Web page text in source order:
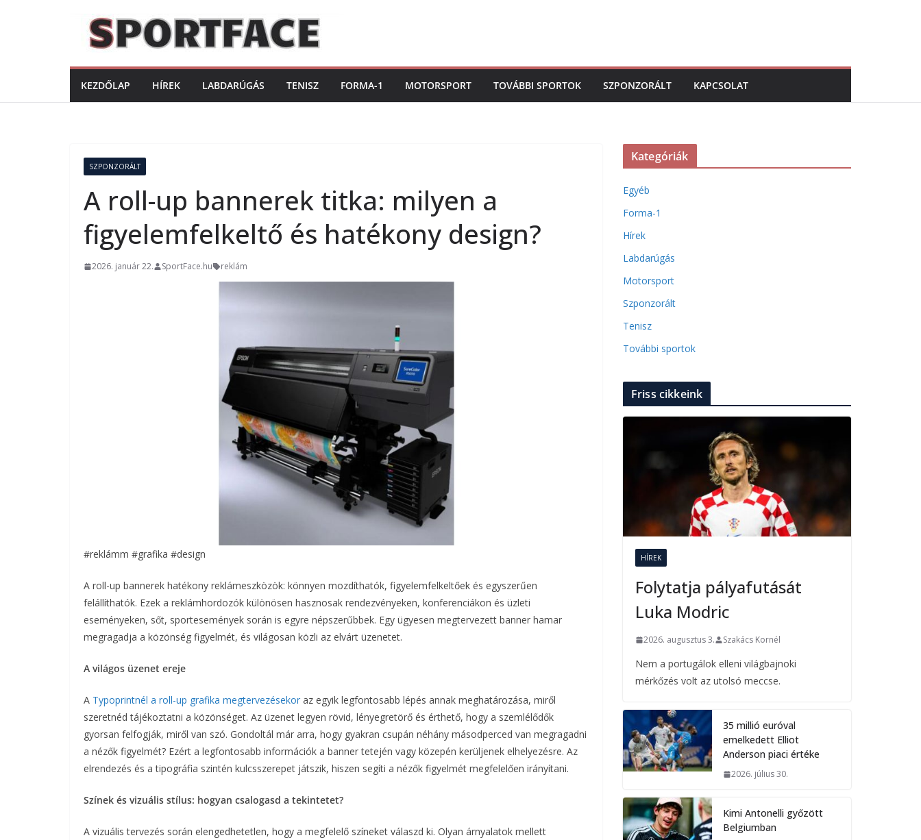
KEZDŐLAP HÍREK LABDARÚGÁS TENISZ FORMA-1 MOTORSPORT TOVÁBBI SPORTOK SZPONZORÁLT KAPCSOLAT
SZPONZORÁLT
A roll-up bannerek titka: milyen a
figyelemfelkeltő és hatékony design?
2026. január 22. SportFace.hu reklám
#reklámm #grafika #design
A roll-up bannerek hatékony reklámeszközök: könnyen mozdíthatók, figyelemfelkeltőek és egyszerűen
felállíthatók. Ezek a reklámhordozók különösen hasznosak rendezvényeken, konferenciákon és üzleti
eseményeken, sőt, sportesemények során is egyre népszerűbbek. Egy ügyesen megtervezett banner hamar
megragadja a közönség figyelmét, és világosan közli az elvárt üzenetet.
A világos üzenet ereje
A Typoprintnél a roll-up grafika megtervezésekor az egyik legfontosabb lépés annak meghatározása, miről
szeretnéd tájékoztatni a közönséget. Az üzenet legyen rövid, lényegretörő és érthető, hogy a szemlélődők
gyorsan felfogják, miről van szó. Gondoltál már arra, hogy gyakran csupán néhány másodperced van megragadni
a nézők figyelmét? Ezért a legfontosabb információk a banner tetején vagy közepén kerüljenek elhelyezésre. Az
elrendezés és a tipográfia szintén kulcsszerepet játszik, hiszen segíti a nézők figyelmét megfelelően irányítani.
Színek és vizuális stílus: hogyan csalogasd a tekintetet?
A vizuális tervezés során elengedhetetlen, hogy a megfelelő színeket válaszd ki. Olyan árnyalatok mellett
Kategóriák
Egyéb
Forma-1
Hírek
Labdarúgás
Motorsport
Szponzorált
Tenisz
További sportok
Friss cikkeink
HÍREK
Folytatja pályafutását
Luka Modric
2026. augusztus 3. Szakács Kornél
Nem a portugálok elleni világbajnoki
mérkőzés volt az utolsó meccse.
35 millió euróval
emelkedett Elliot
Anderson piaci értéke
2026. július 30.
Kimi Antonelli győzött
Belgiumban